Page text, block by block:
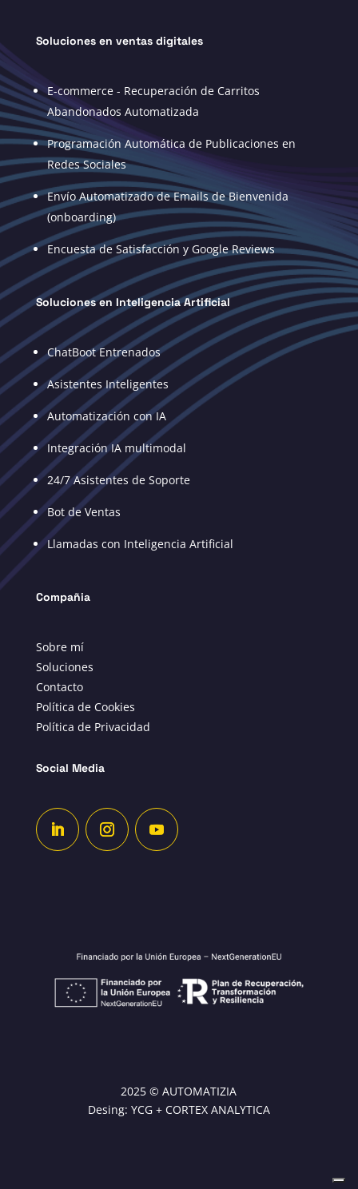
Soluciones en ventas digitales
E-commerce - Recuperación de Carritos
Abandonados Automatizada
Programación Automática de Publicaciones en
Redes Sociales
Envío Automatizado de Emails de Bienvenida
(onboarding)
Encuesta de Satisfacción y Google Reviews
Soluciones en Inteligencia Artificial
ChatBoot Entrenados
Asistentes Inteligentes
Automatización con IA
Integración IA multimodal
24/7 Asistentes de Soporte
Bot de Ventas
Llamadas con Inteligencia Artificial
Compañia
Sobre mí
Soluciones
Contacto
Política de Cookies
Política de Privacidad
Social Media
2025 © AUTOMATIZIA
Desing: YCG + CORTEX ANALYTICA